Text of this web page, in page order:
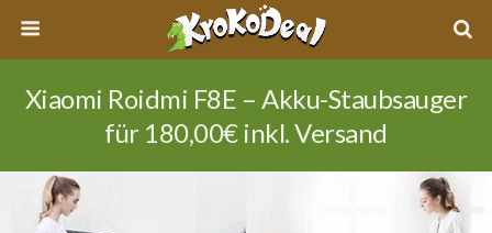
Xiaomi Roidmi F8E – Akku-Staubsauger
für 180,00€ inkl. Versand